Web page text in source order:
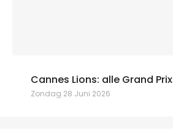
Cannes Lions: alle Grand Prix
Zondag 28 Juni 2026